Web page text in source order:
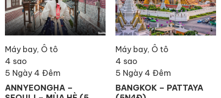
Máy bay, Ô tô
4 sao
5 Ngày 4 Đêm
ANNYEONGHA –
Máy bay, Ô tô
4 sao
5 Ngày 4 Đêm
BANGKOK – PATTAYA